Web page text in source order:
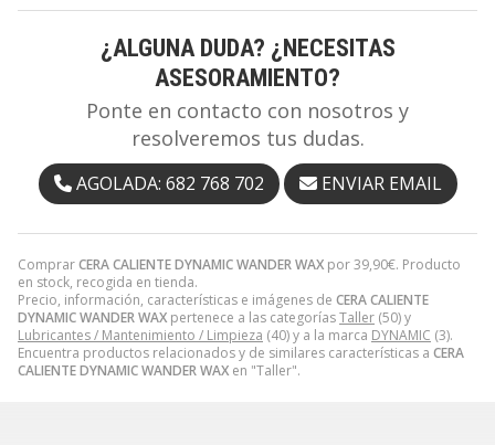
ComprarCERA CALIENTE DYNAMIC WANDER WAX por39,90€. Producto
en stock, recogida en tienda.
Precio, información, características e imágenes de CERA CALIENTE
DYNAMIC WANDER WAX pertenece a las categoríasTaller (50) y
Lubricantes / Mantenimiento / Limpieza (40) y a la marca DYNAMIC (3).
Encuentra productos relacionados y de similares características a CERA
CALIENTE DYNAMIC WANDER WAX en "Taller".
¿ALGUNA DUDA? ¿NECESITAS
ASESORAMIENTO?
Ponte en contacto con nosotros y
resolveremos tus dudas.
AGOLADA: 682 768 702 ENVIAR EMAIL